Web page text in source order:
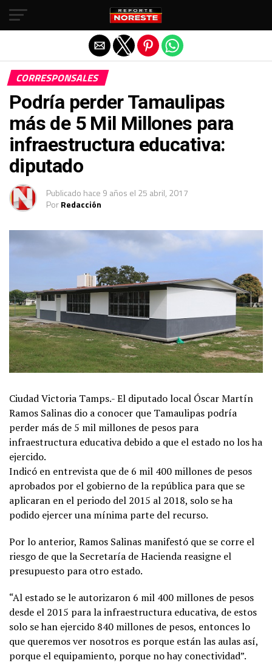
CORRESPONSALES
Podría perder Tamaulipas
más de 5 Mil Millones para
infraestructura educativa:
diputado
Publicado hace 9 años el 25 abril, 2017
PorRedacción
Ciudad Victoria Tamps.- El diputado local Óscar Martín
Ramos Salinas dio a conocer que Tamaulipas podría
perder más de 5 mil millones de pesos para
infraestructura educativa debido a que el estado no los ha
ejercido.
Indicó en entrevista que de 6 mil 400 millones de pesos
aprobados por el gobierno de la república para que se
aplicaran en el periodo del 2015 al 2018, solo se ha
podido ejercer una mínima parte del recurso.
Por lo anterior, Ramos Salinas manifestó que se corre el
riesgo de que la Secretaría de Hacienda reasigne el
presupuesto para otro estado.
“Al estado se le autorizaron 6 mil 400 millones de pesos
desde el 2015 para la infraestructura educativa, de estos
solo se han ejercido 840 millones de pesos, entonces lo
que queremos ver nosotros es porque están las aulas así,
porque el equipamiento, porque no hay conectividad”.
Salir de la versión móvil